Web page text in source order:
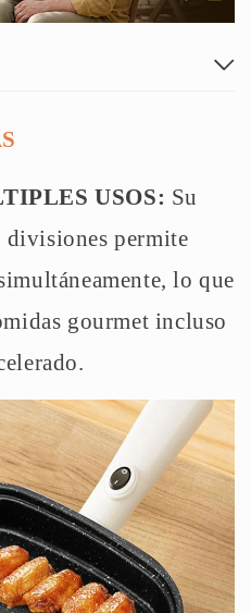
USOS: Su
permite
lo que
gourmet incluso